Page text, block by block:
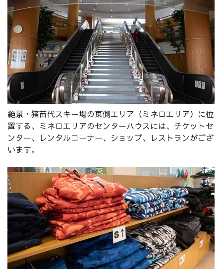
絶景・猪苗代スキー場の東側エリア（ミネロエリア）に位
置する、ミネロエリアのセンターハウスには、チケットセ
ンター、レンタルコーナー、ショップ、レストランがござ
います。